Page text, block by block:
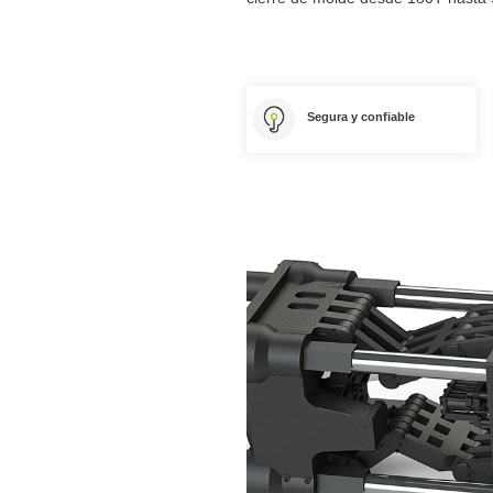
Segura y confiable